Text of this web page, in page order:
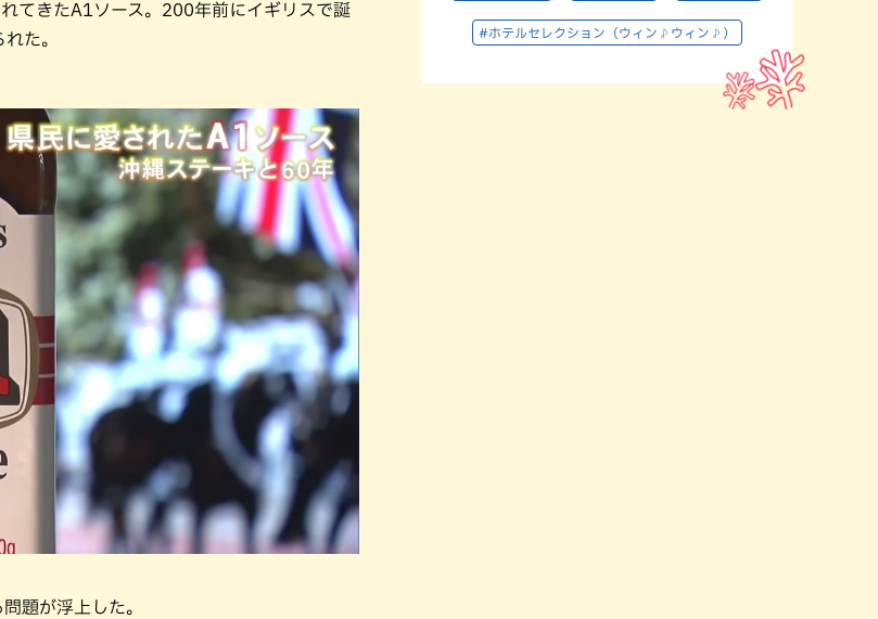
てきたA1ソース。200年前にイギリスで誕
た。
題が浮上した。
#ホテルセレクション（ウィン♪ウィン♪）